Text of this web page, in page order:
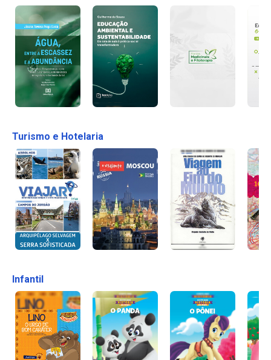
Turismo e Hotelaria
Infantil